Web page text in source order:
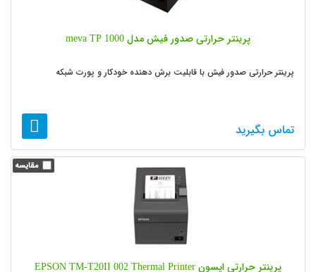
پرینتر حرارتی صدور فیش مدل meva TP 1000
پرینتر حرارتی صدور فیش با قابلیت برش دهنده خودکار و پورت شبکه
تماس بگیرید
پرینتر حرارتی اپسون EPSON TM-T20II 002 Thermal Printer